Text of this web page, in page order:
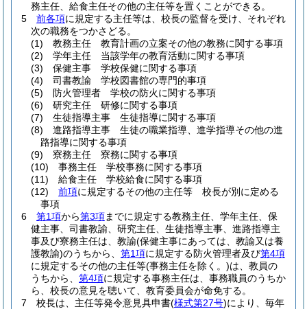
務主任、給食主任その他の主任等を置くことができる。
5
前各項に規定する主任等は、校長の監督を受け、それぞれ
次の職務をつかさどる。
(1)
教務主任 教育計画の立案その他の教務に関する事項
(2)
学年主任 当該学年の教育活動に関する事項
(3)
保健主事 学校保健に関する事項
(4)
司書教諭 学校図書館の専門的事項
(5)
防火管理者 学校の防火に関する事項
(6)
研究主任 研修に関する事項
(7)
生徒指導主事 生徒指導に関する事項
(8)
進路指導主事 生徒の職業指導、進学指導その他の進
路指導に関する事項
(9)
寮務主任 寮務に関する事項
(10)
事務主任 学校事務に関する事項
(11)
給食主任 学校給食に関する事項
(12)
前項に規定するその他の主任等 校長が別に定める
事項
6
第1項から第3項までに規定する教務主任、学年主任、保
健主事、司書教諭、研究主任、生徒指導主事、進路指導主
事及び寮務主任は、教諭(保健主事にあっては、教諭又は養
護教諭)のうちから、 第1項に規定する防火管理者及び第4項
に規定するその他の主任等(事務主任を除く。)は、教員の
うちから、 第4項に規定する事務主任は、事務職員のうちか
ら、校長の意見を聴いて、教育委員会が命免する。
7
校長は、主任等発令意見具申書(様式第27号)により、毎年